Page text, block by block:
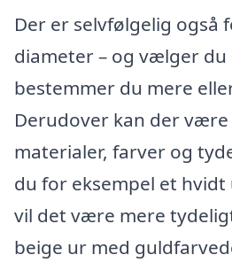
Der er selvfølgelig også
diameter – og vælger
bestemmer du mere
Derudover kan der være
materialer, farver og
du for eksempel et
vil det være mere
beige ur med